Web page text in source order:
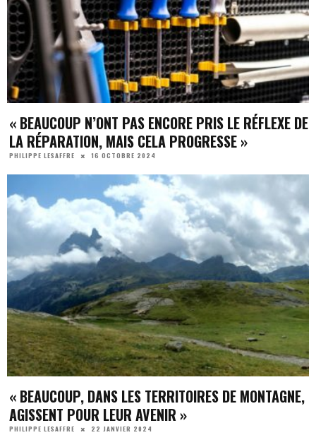
« BEAUCOUP N’ONT PAS ENCORE PRIS LE RÉFLEXE DE
LA RÉPARATION, MAIS CELA PROGRESSE »
PHILIPPE LESAFFRE 16 OCTOBRE 2024
« BEAUCOUP, DANS LES TERRITOIRES DE MONTAGNE,
AGISSENT POUR LEUR AVENIR »
PHILIPPE LESAFFRE 22 JANVIER 2024